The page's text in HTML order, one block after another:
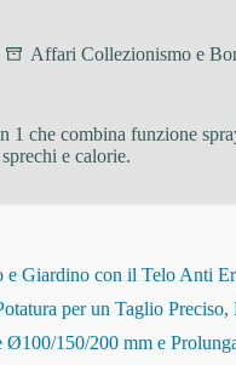
Affari Collezionismo e
1 che combina funzione
e calorie.
Giardino con il Telo Anti
per un Taglio Preciso,
150/200 mm e